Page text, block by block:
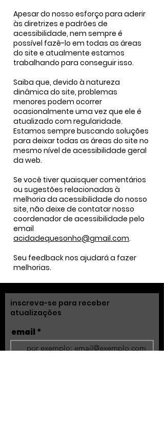
Apesar do nosso esforço para aderir
às diretrizes e padrões de
acessibilidade, nem sempre é
possível fazê-lo em todas as áreas
do site e atualmente estamos
trabalhando para conseguir isso.
Saiba que, devido à natureza
dinâmica do site, problemas
menores podem ocorrer
ocasionalmente uma vez que ele é
atualizado com regularidade.
Estamos sempre buscando soluções
para deixar todas as áreas do site no
mesmo nível de acessibilidade geral
da web.
Se você tiver quaisquer comentários
ou sugestões relacionadas à
melhoria da acessibilidade do nosso
site, não deixe de contatar nosso
coordenador de acessibilidade pelo
email
acidadequesonho@gmail.com.
Seu feedback nos ajudará a fazer
melhorias.
inscreva-se para receber
atualizações
email